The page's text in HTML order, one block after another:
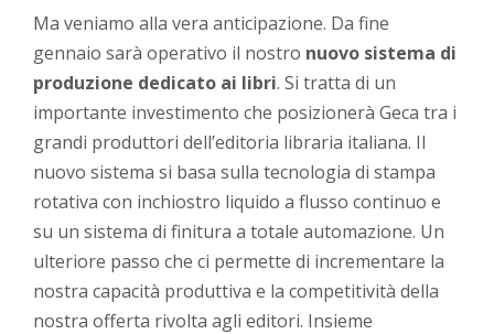
Ma veniamo alla vera anticipazione. Da fine
gennaio sarà operativo il nostro nuovo sistema di
produzione dedicato ai libri. Si tratta di un
importante investimento che posizionerà Geca tra i
grandi produttori dell’editoria libraria italiana. Il
nuovo sistema si basa sulla tecnologia di stampa
rotativa con inchiostro liquido a flusso continuo e
su un sistema di finitura a totale automazione. Un
ulteriore passo che ci permette di incrementare la
nostra capacità produttiva e la competitività della
nostra offerta rivolta agli editori. Insieme